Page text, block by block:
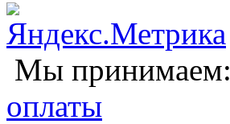
Мы принимаем:
оплаты